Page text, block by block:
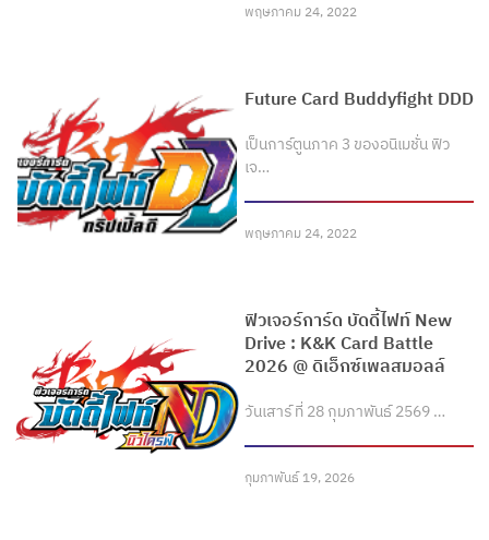
พฤษภาคม 24, 2022
Future Card Buddyfight DDD
เป็นการ์ตูนภาค 3 ของอนิเมชั่น ฟิว
เจ…
พฤษภาคม 24, 2022
ฟิวเจอร์การ์ด บัดดี้ไฟท์ New
Drive : K&K Card Battle
2026 @ ดิเอ็กซ์เพลสมอลล์
วันเสาร์ ที่ 28 กุมภาพันธ์ 2569 …
กุมภาพันธ์ 19, 2026